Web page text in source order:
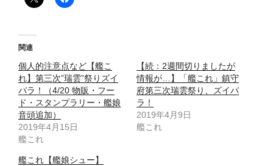
関連
個人的注意点など【艦こ
れ】第三次”瑞雲”祭りズイ
パラ！（4/20 物販・フー
ド・スタンプラリー・艦娘
音頭追加）
2019年4月15日
艦これ
【続：2週間切りましたが
情報が…】「艦これ」鎮守
府第三次瑞雲祭り、ズイパ
ラ！
2019年4月9日
艦これ
艦これ【艦娘シュー】